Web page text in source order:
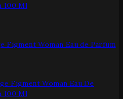
100 Ml
Figment Woman Eau De
100 Ml